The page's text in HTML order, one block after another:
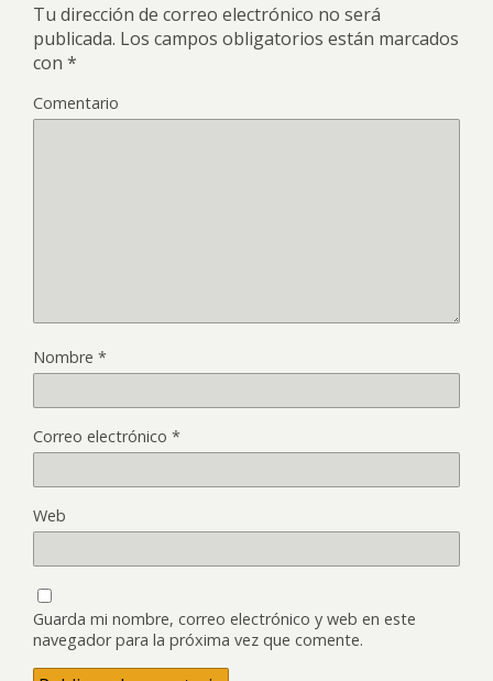
Tu dirección de correo electrónico no será
publicada. Los campos obligatorios están marcados
con *
Comentario
Nombre *
Correo electrónico *
Web
Guarda mi nombre, correo electrónico y web en este
navegador para la próxima vez que comente.